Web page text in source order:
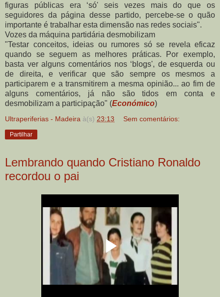
figuras públicas era ‘só' seis vezes mais do que os
seguidores da página desse partido, percebe-se o quão
importante é trabalhar esta dimensão nas redes sociais".
Vozes da máquina partidária desmobilizam
"Testar conceitos, ideias ou rumores só se revela eficaz
quando se seguem as melhores práticas. Por exemplo,
basta ver alguns comentários nos ‘blogs', de esquerda ou
de direita, e verificar que são sempre os mesmos a
participarem e a transmitirem a mesma opinião... ao fim de
alguns comentários, já não são tidos em conta e
desmobilizam a participação" (Económico)
Ultraperiferias - Madeira à(s) 23:13 Sem comentários:
Partilhar
Lembrando quando Cristiano Ronaldo
recordou o pai